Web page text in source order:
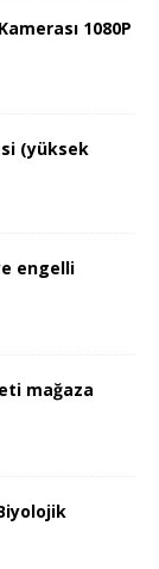
1080P
(yüksek
engelli
mağaza